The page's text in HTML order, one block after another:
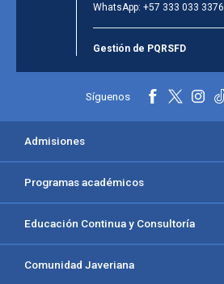
WhatsApp: +57 333 033 3376
Gestión de PQRSFD
Síguenos
Admisiones
Programas académicos
Educación Continua y Consultoría
Comunidad Javeriana